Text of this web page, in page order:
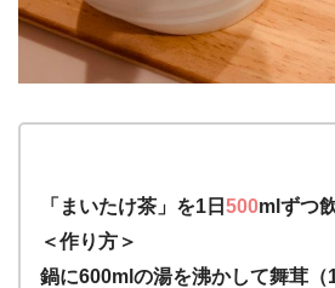
「まいたけ茶」を1日 500mlずつ
＜作り方＞
鍋に600mlの湯を沸かして舞茸（